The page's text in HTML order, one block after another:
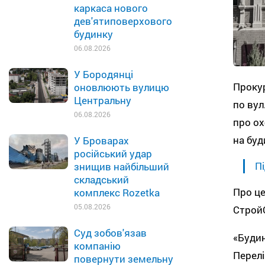
каркаса нового
дев'ятиповерхового
будинку
06.08.2026
У Бородянці
оновлюють вулицю
Центральну
06.08.2026
У Броварах
російський удар
знищив найбільший
складський
комплекс Rozetka
05.08.2026
Суд зобов'язав
компанію
повернути земельну
по
про
на
Про